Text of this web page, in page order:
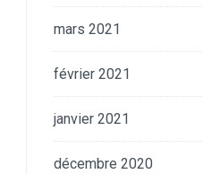
mars 2021
février 2021
janvier 2021
décembre 2020